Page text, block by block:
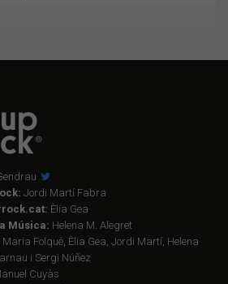
Jordi Martí Fabra
Èlia Gea
Música: Helena M. Alegret
Folqué, Èlia Gea, Jordi Martí, Helena
i Sergi Núñez
Cuyàs